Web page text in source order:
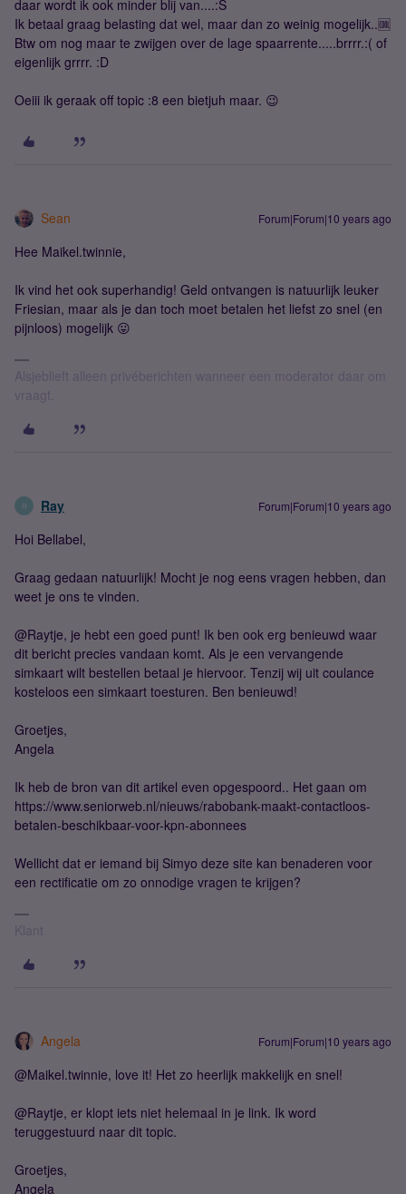
daar wordt ik ook minder blij van....:S
Ik betaal graag belasting dat wel, maar dan zo weinig mogelijk..🆒
Btw om nog maar te zwijgen over de lage spaarrente.....brrrr.:( of
eigenlijk grrrr. :D
Oeiii ik geraak off topic :8 een bietjuh maar. 😉
Sean Forum|Forum|10 years ago
Hee Maikel.twinnie,
Ik vind het ook superhandig! Geld ontvangen is natuurlijk leuker
Friesian, maar als je dan toch moet betalen het liefst zo snel (en
pijnloos) mogelijk 😛
Alsjeblieft alleen privéberichten wanneer een moderator daar om
vraagt.
R Ray Forum|Forum|10 years ago
Hoi Bellabel,
Graag gedaan natuurlijk! Mocht je nog eens vragen hebben, dan
weet je ons te vinden.
@Raytje, je hebt een goed punt! Ik ben ook erg benieuwd waar
dit bericht precies vandaan komt. Als je een vervangende
simkaart wilt bestellen betaal je hiervoor. Tenzij wij uit coulance
kosteloos een simkaart toesturen. Ben benieuwd!
Groetjes,
Angela
Ik heb de bron van dit artikel even opgespoord.. Het gaan om
https://www.seniorweb.nl/nieuws/rabobank-maakt-contactloos-
betalen-beschikbaar-voor-kpn-abonnees
Wellicht dat er iemand bij Simyo deze site kan benaderen voor
een rectificatie om zo onnodige vragen te krijgen?
Klant
Angela Forum|Forum|10 years ago
@Maikel.twinnie, love it! Het zo heerlijk makkelijk en snel!
@Raytje, er klopt iets niet helemaal in je link. Ik word
teruggestuurd naar dit topic.
Groetjes,
Angela